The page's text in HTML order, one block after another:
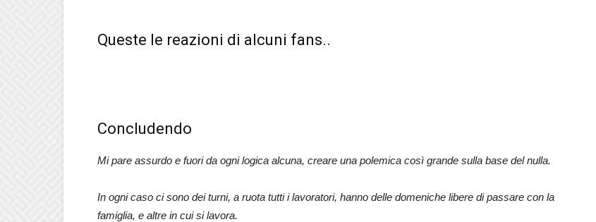
Queste le reazioni di alcuni fans..
Concludendo
Mi pare assurdo e fuori da ogni logica alcuna, creare una polemica così grande sulla base del nulla.
In ogni caso ci sono dei turni, a ruota tutti i lavoratori, hanno delle domeniche libere di passare con la
famiglia, e altre in cui si lavora.